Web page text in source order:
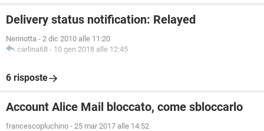
Delivery status notification: Relayed
Nerinotta - 2 dic 2010 alle 11:20
carlina68 - 10 gen 2018 alle 12:45
6 risposte
Account Alice Mail bloccato, come sbloccarlo
francescopluchino - 25 mar 2017 alle 14:52